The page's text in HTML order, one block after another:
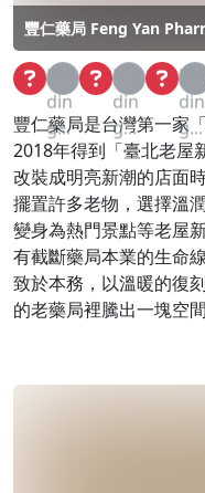
豐仁藥局 Feng Yan
Loa
din
g...
Loa
din
g...
din
g...
豐仁藥局是台灣第一家
2018年得到「臺北老屋
改裝成明亮新潮的店面
擺置許多老物，選擇溫
變身為熱門景點等老屋
有截斷藥局本業的生命
致於本務，以溫暖的復
的老藥局裡騰出一塊空